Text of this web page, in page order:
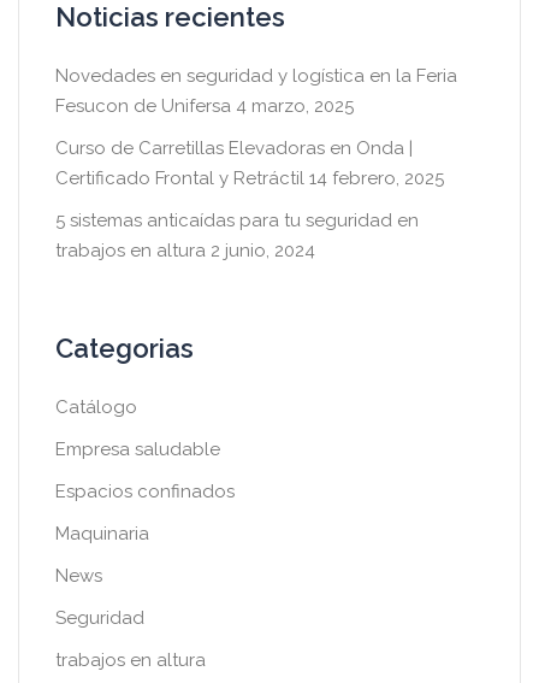
Noticias recientes
Novedades en seguridad y logística en la Feria
Fesucon de Unifersa 4 marzo, 2025
Curso de Carretillas Elevadoras en Onda |
Certificado Frontal y Retráctil 14 febrero, 2025
5 sistemas anticaídas para tu seguridad en
trabajos en altura 2 junio, 2024
Categorias
Catálogo
Empresa saludable
Espacios confinados
Maquinaria
News
Seguridad
trabajos en altura